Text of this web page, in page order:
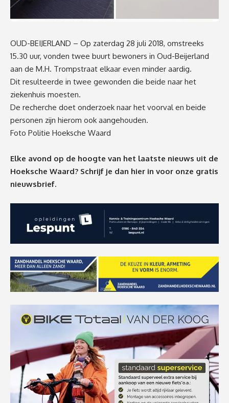
OUD-BEIJERLAND – Op zaterdag 28 juli 2018, omstreeks
15.30 uur, vonden twee buurt bewoners in Oud-Beijerland
aan de M.H. Trompstraat elkaar even minder aardig.
Dit resulteerde in twee gewonden die beide naar het
ziekenhuis moesten.
De recherche doet onderzoek naar het voorval en beide
personen zijn hierom ook aangehouden.
Foto Politie Hoeksche Waard
Elke avond op de hoogte van het laatste nieuws uit de
Hoeksche Waard? Schrijf je dan hier in voor onze gratis
nieuwsbrief.